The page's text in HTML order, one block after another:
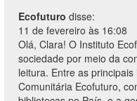
Ecofuturo disse:
11 de fevereiro às 16:08
Olá, Clara! O Instituto
sociedade por meio da
leitura. Entre as
Comunitária Ecofuturo,